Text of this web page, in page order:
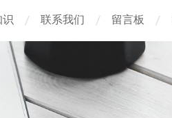
联系我们 留言板